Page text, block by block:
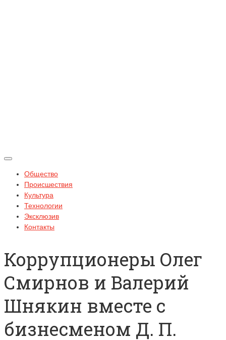
Общество
Происшествия
Культура
Технологии
Эксклюзив
Контакты
Коррупционеры Олег
Смирнов и Валерий
Шнякин вместе с
бизнесменом Д. П.